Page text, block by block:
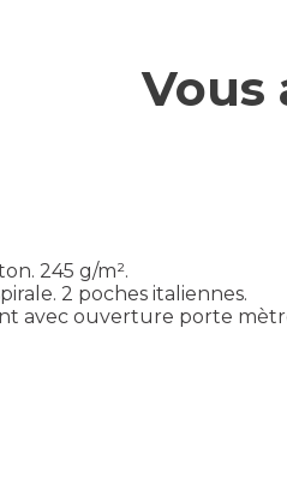
Vous
245 g/m².
2 poches italiennes.
avec ouverture porte